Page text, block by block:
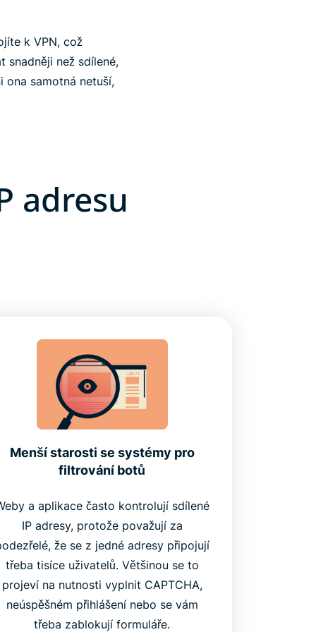
k VPN, což
snadněji než sdílené,
ona samotná netuší,
adresu
Menší starosti se systémy pro
filtrování botů
a aplikace často kontrolují sdílené
IP adresy, protože považují za
že se z jedné adresy připojují
třeba tisíce uživatelů. Většinou se to
projeví na nutnosti vyplnit CAPTCHA,
neúspěšném přihlášení nebo se vám
třeba zablokují formuláře.